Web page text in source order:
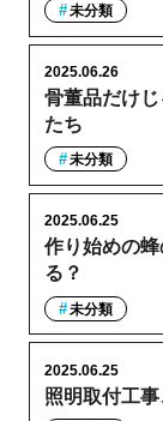
未分類
骨董品だけ
たち
2025.06.26
未分類
作り始めの
る？
2025.06.25
未分類
照明取付工
2025.06.25